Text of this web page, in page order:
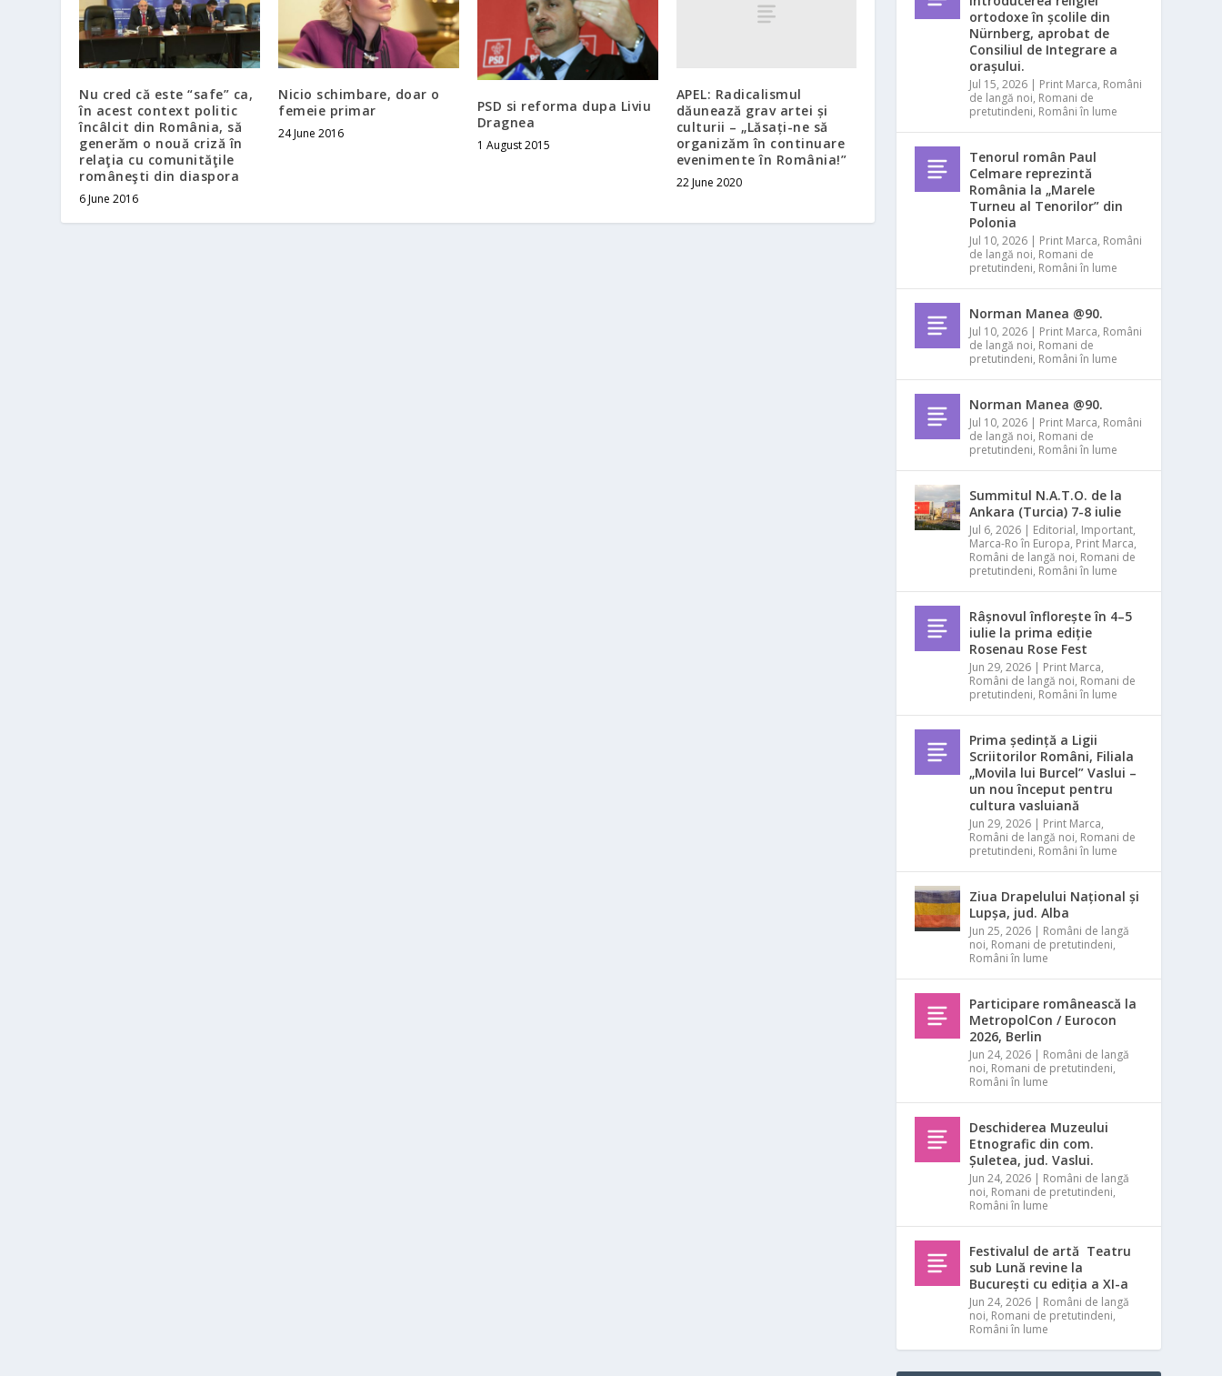
Nu cred că este “safe” ca,
în acest context politic
încâlcit din România, să
generăm o nouă criză în
relaţia cu comunităţile
româneşti din diaspora
6 June 2016
Nicio schimbare, doar o
femeie primar
24 June 2016
PSD si reforma dupa Liviu
Dragnea
1 August 2015
APEL: Radicalismul
dăunează grav artei și
culturii – „Lăsați-ne să
organizăm în continuare
evenimente în România!”
22 June 2020
ortodoxe în școlile din
Nürnberg, aprobat de
Consiliul de Integrare a
orașului.
Jul 15, 2026 | Print Marca, Români
de langă noi, Romani de
pretutindeni, Români în lume
Tenorul român Paul
Celmare reprezintă
România la „Marele
Turneu al Tenorilor” din
Polonia
Jul 10, 2026 | Print Marca, Români
de langă noi, Romani de
pretutindeni, Români în lume
Norman Manea @90.
Jul 10, 2026 | Print Marca, Români
de langă noi, Romani de
pretutindeni, Români în lume
Norman Manea @90.
Jul 10, 2026 | Print Marca, Români
de langă noi, Romani de
pretutindeni, Români în lume
Summitul N.A.T.O. de la
Ankara (Turcia) 7-8 iulie
Jul 6, 2026 | Editorial, Important,
Marca-Ro în Europa, Print Marca,
Români de langă noi, Romani de
pretutindeni, Români în lume
Râșnovul înflorește în 4–5
iulie la prima ediție
Rosenau Rose Fest
Jun 29, 2026 | Print Marca,
Români de langă noi, Romani de
pretutindeni, Români în lume
Prima ședință a Ligii
Scriitorilor Români, Filiala
„Movila lui Burcel” Vaslui –
un nou început pentru
cultura vasluiană
Jun 29, 2026 | Print Marca,
Români de langă noi, Romani de
pretutindeni, Români în lume
Ziua Drapelului Național și
Lupșa, jud. Alba
Jun 25, 2026 | Români de langă
noi, Romani de pretutindeni,
Români în lume
Participare românească la
MetropolCon / Eurocon
2026, Berlin
Jun 24, 2026 | Români de langă
noi, Romani de pretutindeni,
Români în lume
Deschiderea Muzeului
Etnografic din com.
Șuletea, jud. Vaslui.
Jun 24, 2026 | Români de langă
noi, Romani de pretutindeni,
Români în lume
Festivalul de artă Teatru
sub Lună revine la
București cu ediția a XI-a
Jun 24, 2026 | Români de langă
noi, Romani de pretutindeni,
Români în lume